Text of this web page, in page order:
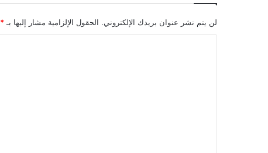
لن يتم نشر عنوان بريدك الإلكتروني. الحقول الإلزامية مشار إليها بـ *